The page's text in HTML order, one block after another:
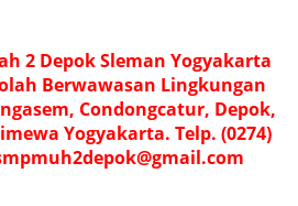
2 Depok Sleman Yogyakarta
Berwawasan Lingkungan
Condongcatur, Depok,
Yogyakarta. Telp. (0274)